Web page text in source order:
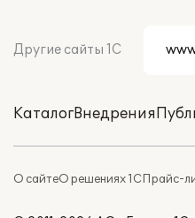
Другие сайты 1С
КаталогВнедрения
О сайтеО решениях 1СПрайс-